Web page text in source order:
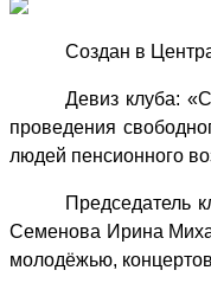
Создан в
Девиз клуба:
проведения
людей пенсионного
Председатель
Семенова Ирина
молодёжью,